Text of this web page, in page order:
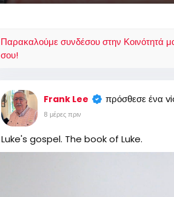
Παρακαλούμε συνδέσου στην Κοινότητά
σου!
Frank Lee πρόσθεσε ένα
8 μέρες πριν
Luke's gospel. The book of Luke.